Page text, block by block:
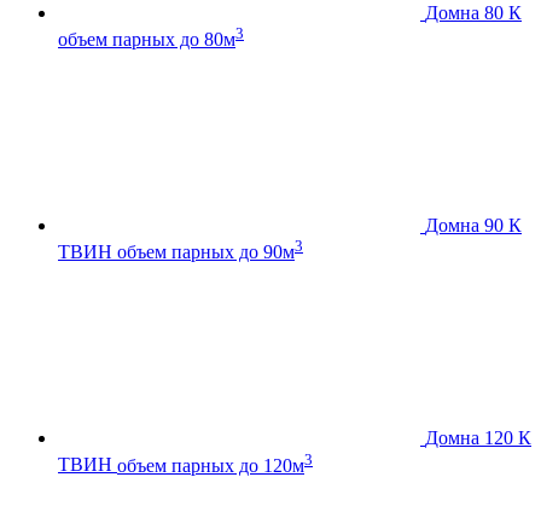
Домна 80 К
объем парных до 80м3
Домна 90 К
ТВИН объем парных до 90м3
Домна 120 К
ТВИН объем парных до 120м3